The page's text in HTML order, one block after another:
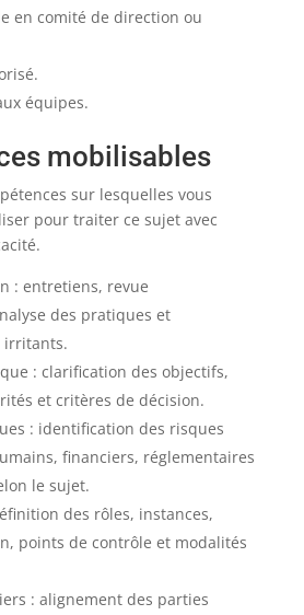
en comité de direction ou
équipes.
mobilisables
sur lesquelles vous
pour traiter ce sujet avec
: entretiens, revue
des pratiques et
irritants.
: clarification des objectifs,
et critères de décision.
: identification des risques
financiers, réglementaires
le sujet.
des rôles, instances,
points de contrôle et modalités
: alignement des parties